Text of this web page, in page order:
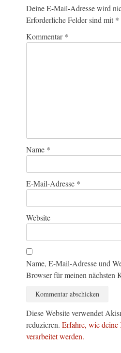
Deine E-Mail-Adresse wird
Erforderliche Felder sind mit *
Kommentar*
Name *
E-Mail-Adresse *
Website
Name, E-Mail-Adresse und
Browser für meinen nächsten
Diese Website verwendet
reduzieren. Erfahre, wie deine
verarbeitet werden.